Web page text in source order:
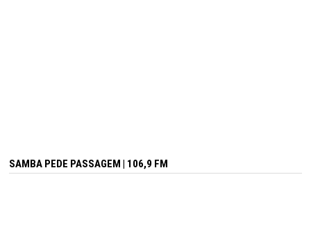
SAMBA PEDE PASSAGEM | 106,9 FM